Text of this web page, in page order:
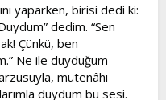
yaparken, birisi dedi ki:
dedim. “Sen
Çünkü, ben
Ne ile duyduğum
mütenâhi
duydum bu sesi.